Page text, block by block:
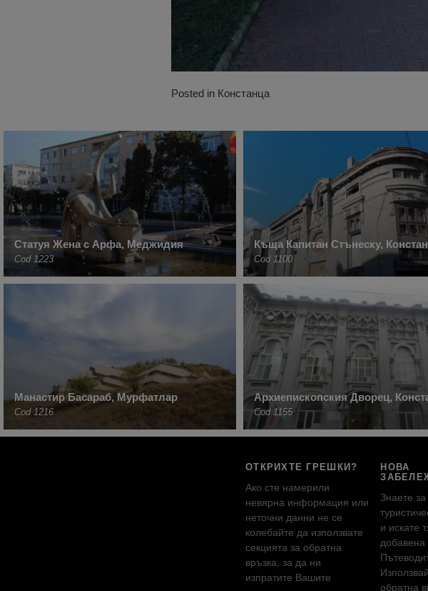
Posted in Констанца
Статуя Жена с Арфа, Меджидия
Cod 1223
Къща Капитан Стънеску,
Cod 1100
Манастир Басараб, Мурфатлар
Cod 1216
Архиепископския Дворец,
Cod 1155
ОТКРИХТЕ ГРЕШКИ?
Ако сте намерили
невярна информация или
неточни данни не се
колебайте да използвате
секцията за обратна
връзка, за да ни
изпратите Вашите
НОВА
Знаете
и искате
добавена
обратна